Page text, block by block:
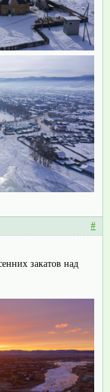
#
закатов над